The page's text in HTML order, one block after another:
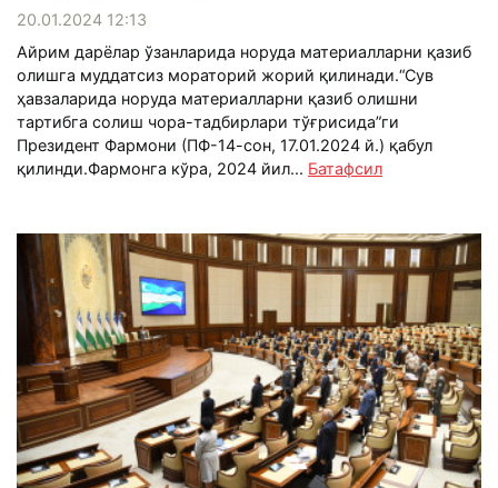
20.01.2024 12:13
Айрим дарёлар ўзанларида норуда материалларни қазиб
олишга муддатсиз мораторий жорий қилинади.“Сув
ҳавзаларида норуда материалларни қазиб олишни
тартибга солиш чора-тадбирлари тўғрисида”ги
Президент Фармони (ПФ-14-сон, 17.01.2024 й.) қабул
қилинди.Фармонга кўра, 2024 йил... Батафсил